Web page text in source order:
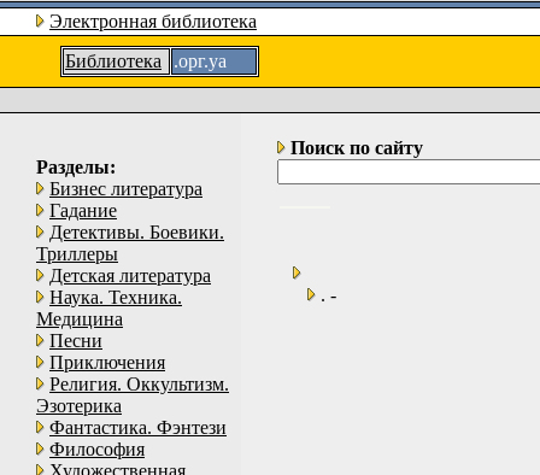
Электронная библиотека
Библиотека
.орг.уа
Разделы:
Бизнес литература
Гадание
Детективы. Боевики.
Триллеры
Детская литература
Наука. Техника.
Медицина
Песни
Приключения
Религия. Оккультизм.
Эзотерика
Фантастика. Фэнтези
Философия
Художественная
Поиск по сайту
. -